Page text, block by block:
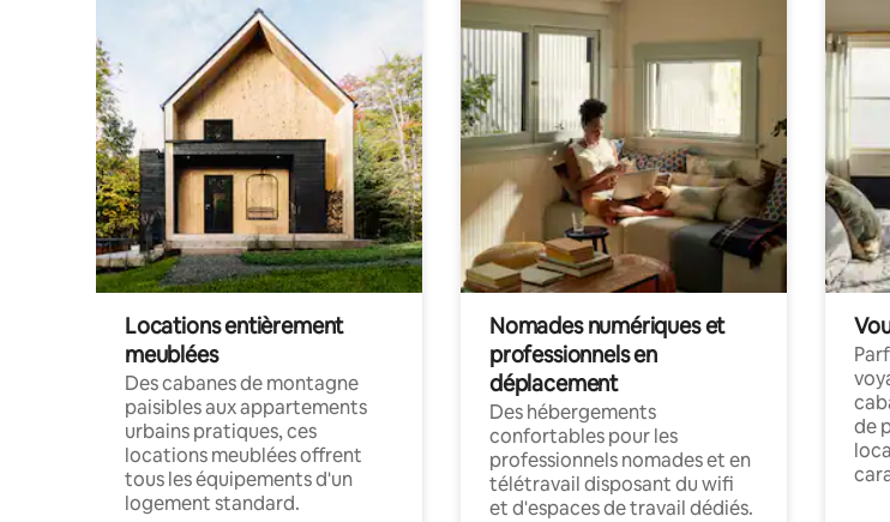
Locations entièrement
meublées
Des cabanes de montagne
paisibles aux appartements
urbains pratiques, ces
locations meublées offrent
tous les équipements d'un
logement standard.
Nomades numériques et
professionnels en
déplacement
Des hébergements
confortables pour les
professionnels nomades et en
télétravail disposant du wifi
et d'espaces de travail dédiés.
de